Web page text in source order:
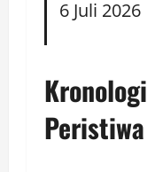
6 Juli 2026
Kronologi
Peristiwa